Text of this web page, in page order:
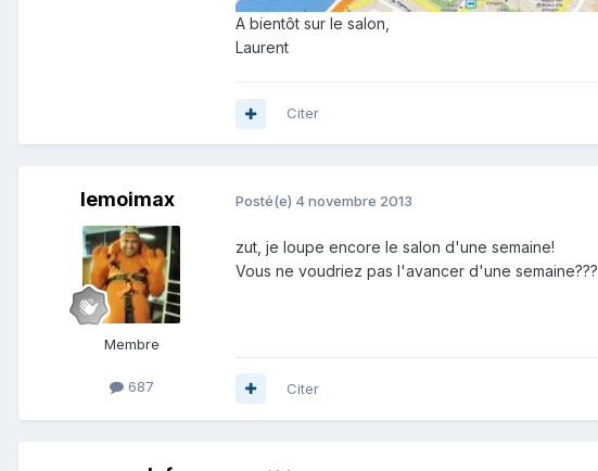
A bientôt sur le salon,
Laurent
Citer
lemoimax
Membre
687
Posté(e) 4 novembre 2013
zut, je loupe encore le salon d'une semaine!
Vous ne voudriez pas l'avancer d'une semaine???
Citer